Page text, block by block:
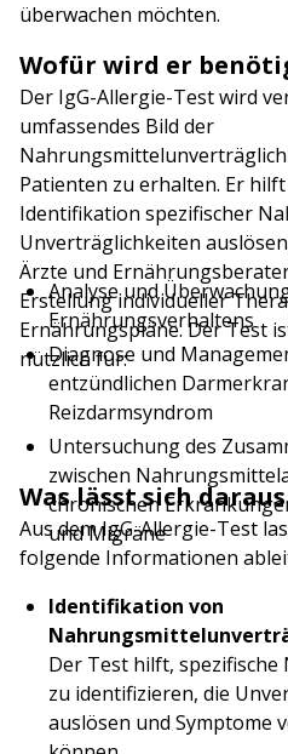
überwachen möchten.
Wofür wird er
Der IgG-Allergie-Test wird
umfassendes Bild der
Patienten zu erhalten. Er
Identifikation spezifischer
Unverträglichkeiten
Ärzte und
Erstellung individueller
Ernährungspläne. Der Test
nützlich für:
Analyse und
Ernährungsverhaltens
Diagnose und
entzündlichen
Reizdarmsyndrom
Untersuchung des
zwischen
chronischen
und Migräne
Was lässt sich
Aus dem IgG-Allergie-Test
folgende Informationen
Identifikation von
Der Test hilft,
zu identifizieren, die
auslösen und Symptome